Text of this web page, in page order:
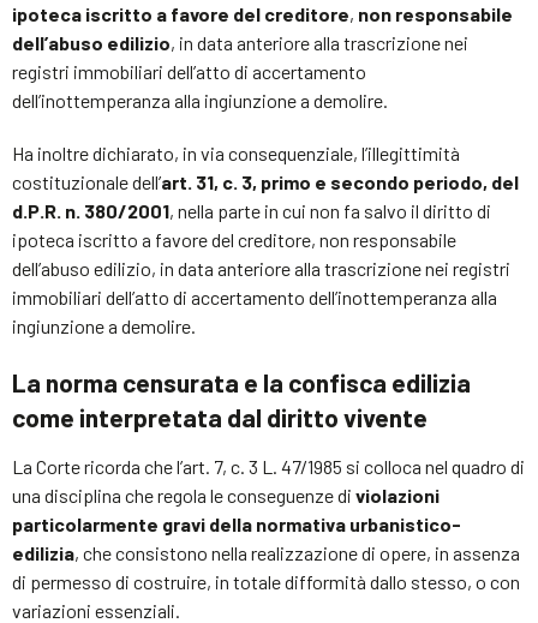
ipoteca iscritto a favore del creditore, non responsabile
dell’abuso edilizio, in data anteriore alla trascrizione nei
registri immobiliari dell’atto di accertamento
dell’inottemperanza alla ingiunzione a demolire.
Ha inoltre dichiarato, in via consequenziale, l’illegittimità
costituzionale dell’art. 31, c. 3, primo e secondo periodo, del
d.P.R. n. 380/2001, nella parte in cui non fa salvo il diritto di
ipoteca iscritto a favore del creditore, non responsabile
dell’abuso edilizio, in data anteriore alla trascrizione nei registri
immobiliari dell’atto di accertamento dell’inottemperanza alla
ingiunzione a demolire.
La norma censurata e la confisca edilizia
come interpretata dal diritto vivente
La Corte ricorda che l’art. 7, c. 3 L. 47/1985 si colloca nel quadro di
una disciplina che regola le conseguenze di violazioni
particolarmente gravi della normativa urbanistico-
edilizia, che consistono nella realizzazione di opere, in assenza
di permesso di costruire, in totale difformità dallo stesso, o con
variazioni essenziali.